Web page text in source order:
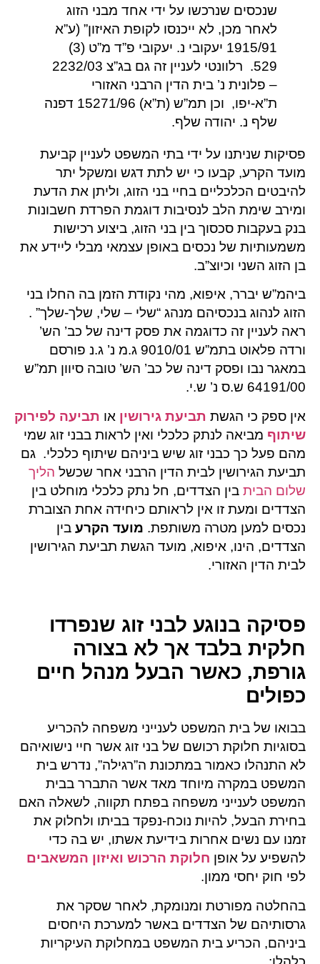
שנכסים שנרכשו על ידי אחד מבני הזוג
לאחר מכן, לא ייכנסו לקופת האיזון” (ע”א
1915/91 יעקובי נ. יעקובי פ”ד מ”ט (3)
529. רלוונטי לעניין זה גם בג”צ 2232/03
– פלונית נ’ בית הדין הרבני האזורי
ת”א-יפו, וכן תמ”ש (ת”א) 15271/96 דפנה
שלף נ. יהודה שלף.
פסיקות שניתנו על ידי בתי המשפט לעניין קביעת
מועד הקרע, קבעו כי יש לתת דגש ומשקל יתר
להיבטים הכלכליים בחיי בני הזוג, וליתן את הדעת
ומירב שימת הלב לנסיבות דוגמת הפרדת חשבונות
בנק בעקבות סכסוך בין בני הזוג, ביצוע רכישות
משמעותיות של נכסים באופן עצמאי מבלי ליידע את
בן הזוג השני וכיוצ”ב.
ביהמ”ש יברר, איפוא, מהי נקודת הזמן בה החלו בני
הזוג לנהוג בנכסיהם מנהג “שלי – שלי, שלך-שלך” .
ראה לעניין זה כדוגמה את פסק דינה של כב’ הש’
ורדה פלאוט בתמ”ש 9010/01 ג.מ נ’ ג.נ פורסם
במאגר נבו ופסק דינה של כב’ הש’ טובה סיוון תמ”ש
64191/00 ש.ס נ’ ש.י.
אין ספק כי הגשת תביעת גירושין או תביעה לפירוק
שיתוף מביאה לנתק כלכלי ואין לראות בבני זוג שמי
מהם פעל כך כבני זוג שיש ביניהם שיתוף כלכלי. גם
תביעת הגירושין לבית הדין הרבני אחר שכשל הליך
שלום הבית בין הצדדים, חל נתק כלכלי מוחלט בין
הצדדים ומעת זו אין לראותם כיחידה אחת הצוברת
נכסים למען מטרה משותפת. מועד הקרע בין
הצדדים, הינו, איפוא, מועד הגשת תביעת הגירושין
לבית הדין האזורי.
פסיקה בנוגע לבני זוג שנפרדו
חלקית בלבד אך לא בצורה
גורפת, כאשר הבעל מנהל חיים
כפולים
בבואו של בית המשפט לענייני משפחה להכריע
בסוגיות חלוקת רכושם של בני זוג אשר חיי נישואיהם
לא התנהלו כאמור במתכונת ה”רגילה”, נדרש בית
המשפט במקרה מיוחד מאד אשר התברר בבית
המשפט לענייני משפחה בפתח תקווה, לשאלה האם
בחירת הבעל, להיות נוכח-נפקד בביתו ולחלוק את
זמנו עם נשים אחרות בידיעת אשתו, יש בה כדי
להשפיע על אופן חלוקת הרכוש ואיזון המשאבים
לפי חוק יחסי ממון.
בהחלטה מפורטת ומנומקת, לאחר שסקר את
גרסותיהם של הצדדים באשר למערכת היחסים
ביניהם, הכריע בית המשפט במחלוקת העיקריות